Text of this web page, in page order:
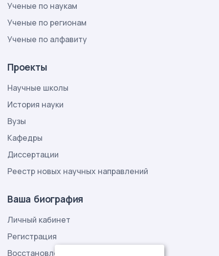
Ученые по наукам
Ученые по регионам
Ученые по алфавиту
Проекты
Научные школы
История науки
Вузы
Кафедры
Диссертации
Реестр новых научных направлений
Ваша биография
Личный кабинет
Регистрация
Восстановление пароля